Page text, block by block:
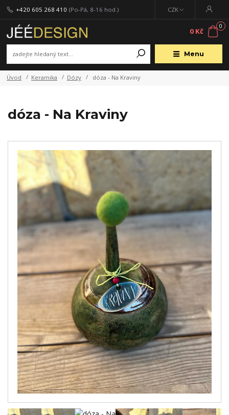
Menu
CZK
+420 605 268 410 (Po-Pá, 8-16 hod.)
0
0 Kč
Úvod Keramika Dózy dóza - Na Kraviny
dóza - Na Kraviny